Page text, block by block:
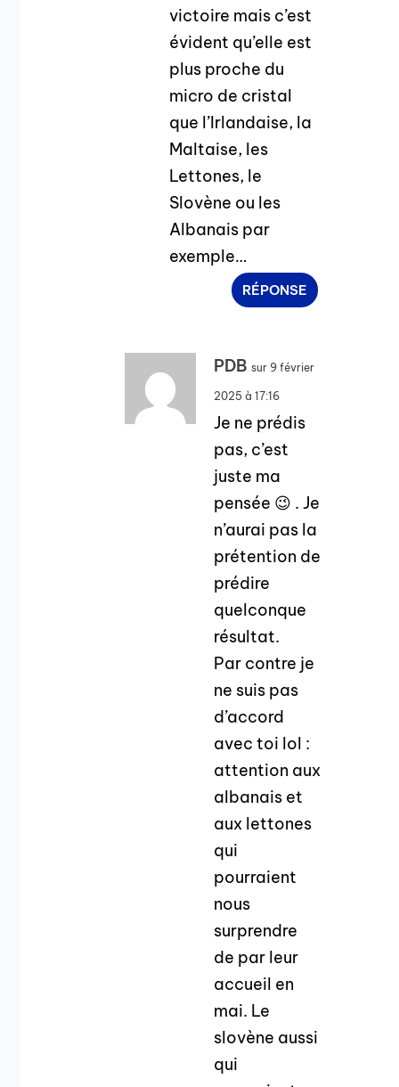
victoire mais c’est
évident qu’elle est
plus proche du
micro de cristal
que l’Irlandaise, la
Maltaise, les
Lettones, le
Slovène ou les
Albanais par
exemple…
RÉPONSE
PDB sur 9 février
2025 à 17:16
Je ne prédis
pas, c’est
juste ma
pensée 😉 . Je
n’aurai pas la
prétention de
prédire
quelconque
résultat.
Par contre je
ne suis pas
d’accord
avec toi lol :
attention aux
albanais et
aux lettones
qui
pourraient
nous
surprendre
de par leur
accueil en
mai. Le
slovène aussi
qui